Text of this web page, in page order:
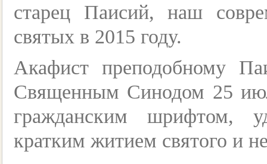
старец Паисий, наш
святых в 2015 году.
Акафист преподобному
Священным Синодом 25
гражданским шрифтом,
кратким житием святого и